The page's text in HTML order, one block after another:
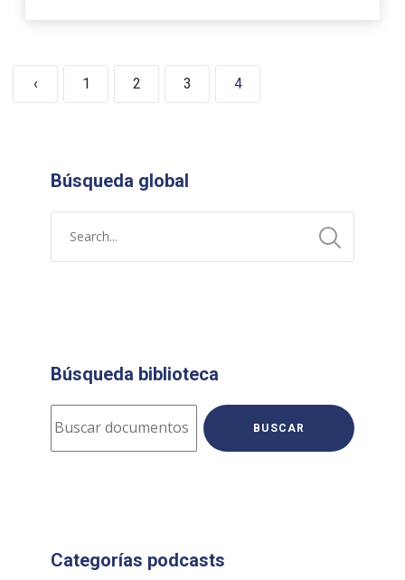
‹ 1 2 3 4
Búsqueda global
Búsqueda biblioteca
BUSCAR
Categorías podcasts